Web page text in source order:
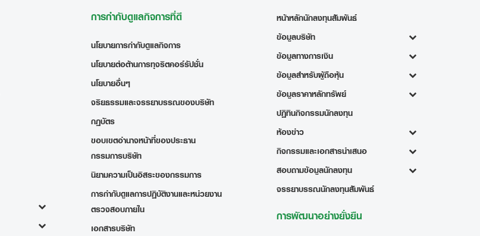
การกำกับดูแลกิจการที่ดี
นโยบายการกำกับดูแลกิจการ
นโยบายต่อต้านการทุจริตคอร์รัปชั่น
นโยบายอื่นๆ
จริยธรรมและจรรยาบรรณของบริษัท
กฎบัตร
ขอบเขตอำนาจหน้าที่ของประธาน
กรรมการบริษัท
นิยามความเป็นอิสระของกรรมการ
การกำกับดูแลการปฏิบัติงานและหน่วยงาน
ตรวจสอบภายใน
เอกสารบริษัท
หน้าหลักนักลงทุนสัมพันธ์
ข้อมูลบริษัท
ข้อมูลทางการเงิน
ข้อมูลสำหรับผู้ถือหุ้น
ข้อมูลราคาหลักทรัพย์
ปฏิทินกิจกรรมนักลงทุน
ห้องข่าว
กิจกรรมและเอกสารนำเสนอ
สอบถามข้อมูลนักลงทุน
จรรยาบรรณนักลงทุนสัมพันธ์
การพัฒนาอย่างยั่งยืน